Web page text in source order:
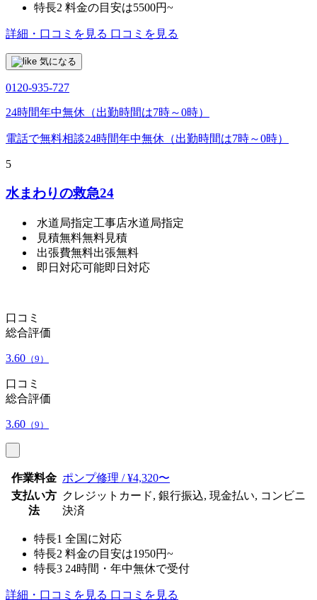
特長2 料金の目安は5500円~
詳細・口コミを見る 口コミを見る
気になる
0120-935-727
24時間年中無休（出勤時間は7時～0時）
電話で無料相談24時間年中無休（出勤時間は7時～0時）
5
水まわりの救急24
水道局指定工事店水道局指定
見積無料無料見積
出張費無料出張無料
即日対応可能即日対応
口コミ
総合評価
3.60 （9）
口コミ
総合評価
3.60 （9）
作業料金 ポンプ修理 / ¥4,320〜
支払い方
法
クレジットカード, 銀行振込, 現金払い, コンビニ
決済
特長1 全国に対応
特長2 料金の目安は1950円~
特長3 24時間・年中無休で受付
詳細・口コミを見る 口コミを見る